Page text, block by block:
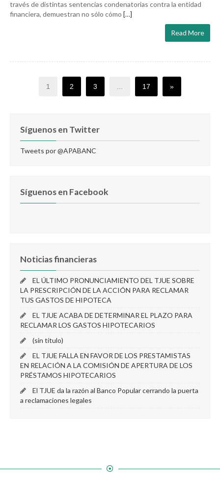
través de distintas sentencias condenatorias contra la entidad
financiera, demuestran no sólo cómo […]
Read More
1 2 3 17 »
Síguenos en Twitter
Tweets por @APABANC
Síguenos en Facebook
Noticias financieras
EL ÚLTIMO PRONUNCIAMIENTO DEL TJUE SOBRE
LA PRESCRIPCIÓN DE LA ACCIÓN PARA RECLAMAR
TUS GASTOS DE HIPOTECA
EL TJUE ACABA DE DETERMINAR EL PLAZO PARA
RECLAMAR LOS GASTOS HIPOTECARIOS
(sin título)
EL TJUE FALLA EN FAVOR DE LOS PRESTAMISTAS
EN RELACIÓN A LA COMISIÓN DE APERTURA DE LOS
PRÉSTAMOS HIPOTECARIOS
El TJUE da la razón al Banco Popular cerrando la puerta
a reclamaciones legales